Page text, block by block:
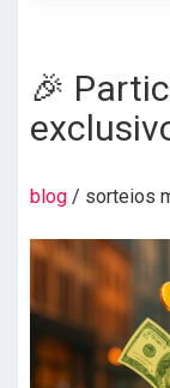
🎉
blog / sorteios